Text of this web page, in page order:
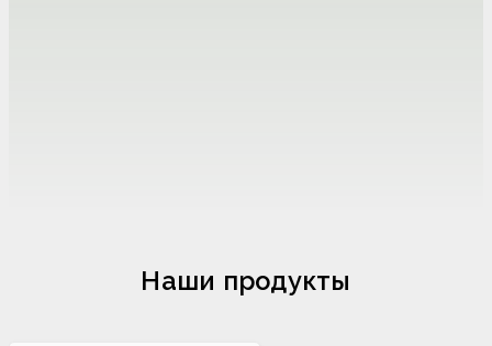
Наши продукты